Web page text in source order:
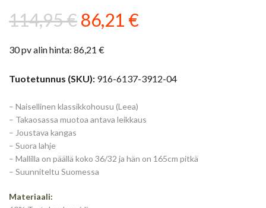
114,95€Alkuperäinen
oli:
114,95 €.
86,21 €Nykyinen
86,21 €.
30 pv alin hinta: 86,21 €
Tuotetunnus (SKU): 916-6137-3912-04
– Naisellinen klassikkohousu (Leea)
– Takaosassa muotoa antava leikkaus
– Joustava kangas
– Suora lahje
– Mallilla on päällä koko 36/32 ja hän on 165cm pitkä
– Suunniteltu Suomessa
Materiaali: